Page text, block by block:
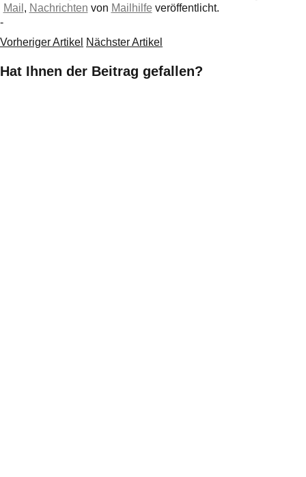
Mail , Nachrichten von Mailhilfe veröffentlicht.
-
Vorheriger Artikel Nächster Artikel
Hat Ihnen der Beitrag gefallen?